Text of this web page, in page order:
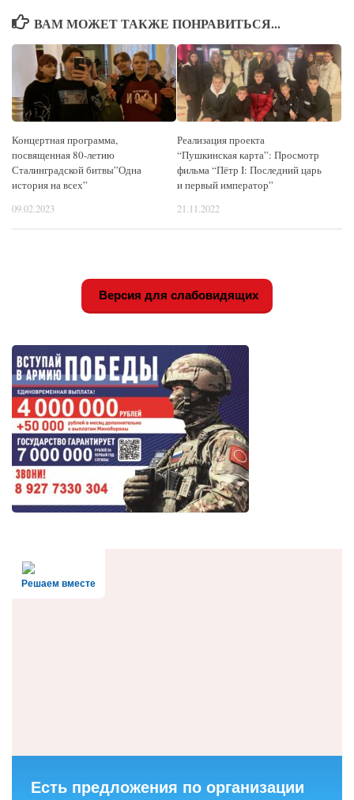
ВАМ МОЖЕТ ТАКЖЕ ПОНРАВИТЬСЯ...
Концертная программа,
посвященная 80-летию
Сталинградской битвы”Одна
история на всех”
09.02.2023
Реализация проекта
“Пушкинская карта”: Просмотр
фильма “Пётр I: Последний царь
и первый император”
21.11.2022
Версия для слабовидящих
Решаем вместе
Есть предложения по организации